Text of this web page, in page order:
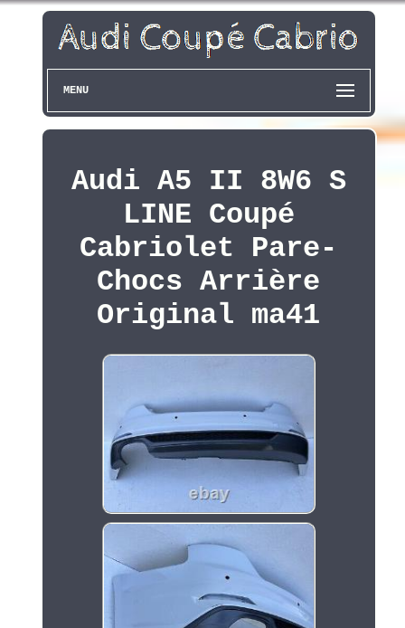
MENU
Audi A5 II 8W6 S
LINE Coupé
Cabriolet Pare-
Chocs Arrière
Original ma41